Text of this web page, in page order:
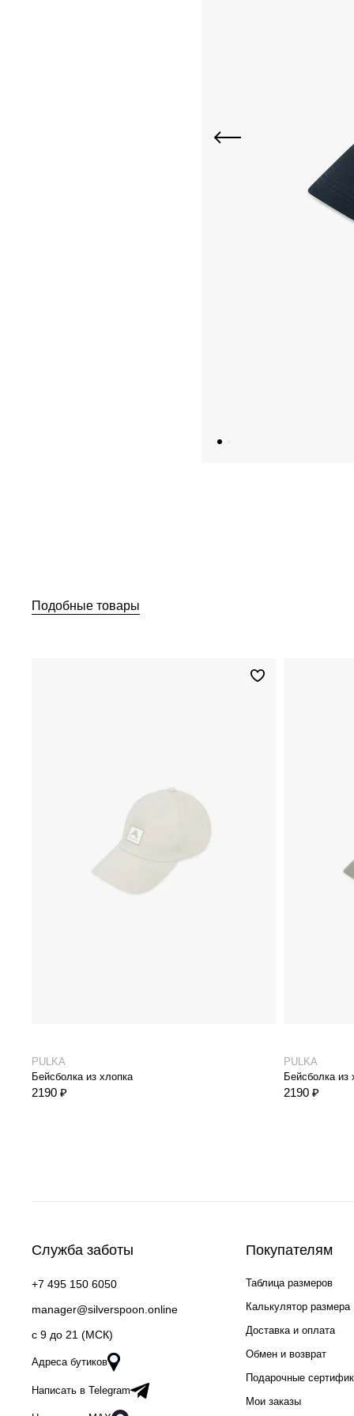
Подобные товары
PULKA
Бейсболка из хлопка
2190 ₽
PULKA
Бейсболка из
2190 ₽
Служба заботы
+7 495 150 6050
manager@silverspoon.online
c 9 до 21 (МСК)
Адреса бутиков
Написать в Telegram
Покупателям
Таблица размеров
Калькулятор размера
Доставка и оплата
Обмен и возврат
Подарочные
Мои заказы